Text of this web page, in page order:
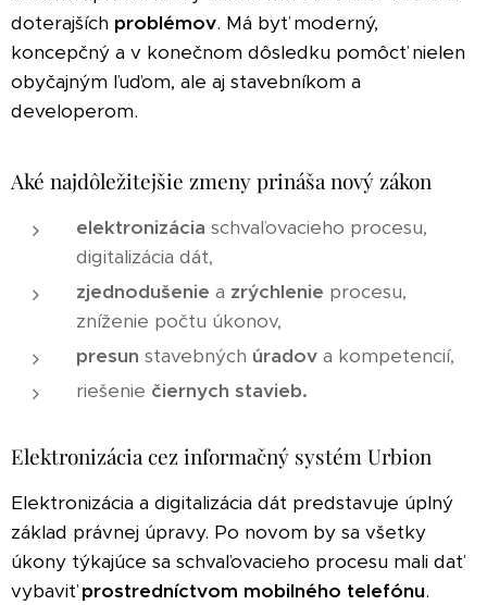
doterajších problémov. Má byť moderný,
koncepčný a v konečnom dôsledku pomôcť nielen
obyčajným ľuďom, ale aj stavebníkom a
developerom.
Aké najdôležitejšie zmeny prináša nový zákon
elektronizácia schvaľovacieho procesu,
digitalizácia dát,
zjednodušenie a zrýchlenie procesu,
zníženie počtu úkonov,
presun stavebných úradov a kompetencií,
riešenie čiernych stavieb.
Elektronizácia cez informačný systém Urbion
Elektronizácia a digitalizácia dát predstavuje úplný
základ právnej úpravy. Po novom by sa všetky
úkony týkajúce sa schvaľovacieho procesu mali dať
vybaviťprostredníctvom mobilného telefónu.